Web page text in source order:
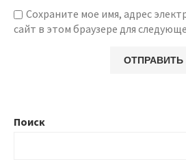
Сохраните мое имя, адрес
сайт в этом браузере для
Поиск